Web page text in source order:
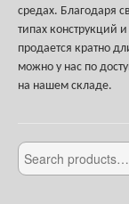
средах. Благодаря
типах конструкций
продается кратно
можно у нас по
на нашем складе.